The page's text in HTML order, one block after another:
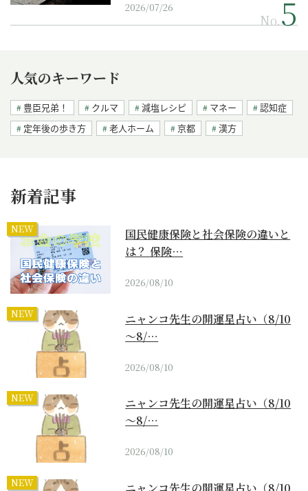
2026/07/26
No.
人気のキーワード
豊臣兄弟！ クルマ 減塩レシピ マネー
認知症
定年後の歩き方
老人ホーム 京都 漢方
新着記事
NEW
国民健康保険と社会保険の違いと
は？ 保険…
2026/08/10
NEW
ニャンコ先生の開運星占い（8/10
～8/…
2026/08/10
NEW
ニャンコ先生の開運星占い（8/10
～8/…
2026/08/10
NEW ニャンコ先生の開運星占い（8/10